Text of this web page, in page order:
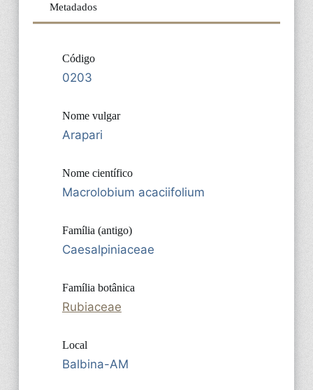
Metadados
Código
0203
Nome vulgar
Arapari
Nome científico
Macrolobium acaciifolium
Família (antigo)
Caesalpiniaceae
Família botânica
Rubiaceae
Local
Balbina-AM